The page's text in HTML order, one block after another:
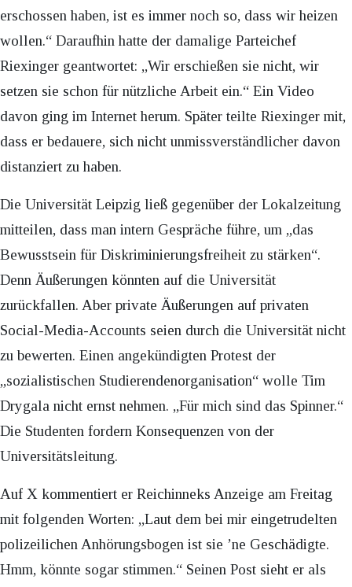
erschossen haben, ist es immer noch so, dass wir heizen
wollen.“ Daraufhin hatte der damalige Parteichef
Riexinger geantwortet: „Wir erschießen sie nicht, wir
setzen sie schon für nützliche Arbeit ein.“ Ein Video
davon ging im Internet herum. Später teilte Riexinger mit,
dass er bedauere, sich nicht unmissverständlicher davon
distanziert zu haben.
Die Universität Leipzig ließ gegenüber der Lokalzeitung
mitteilen, dass man intern Gespräche führe, um „das
Bewusstsein für Diskriminierungsfreiheit zu stärken“.
Denn Äußerungen könnten auf die Universität
zurückfallen. Aber private Äußerungen auf privaten
Social-Media-Accounts seien durch die Universität nicht
zu bewerten. Einen angekündigten Protest der
„sozialistischen Studierendenorganisation“ wolle Tim
Drygala nicht ernst nehmen. „Für mich sind das Spinner.“
Die Studenten fordern Konsequenzen von der
Universitätsleitung.
Auf X kommentiert er Reichinneks Anzeige am Freitag
mit folgenden Worten: „Laut dem bei mir eingetrudelten
polizeilichen Anhörungsbogen ist sie ’ne Geschädigte.
Hmm, könnte sogar stimmen.“ Seinen Post sieht er als